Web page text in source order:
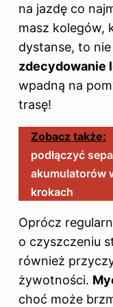
na jazdę co
masz kolegów,
dystanse, to
zdecydowanie
wpadną na
trasę!
Zobacz także:
podłączyć
akumulatorów
krokach
Oprócz
o czyszczeniu
również
żywotności.
choć może